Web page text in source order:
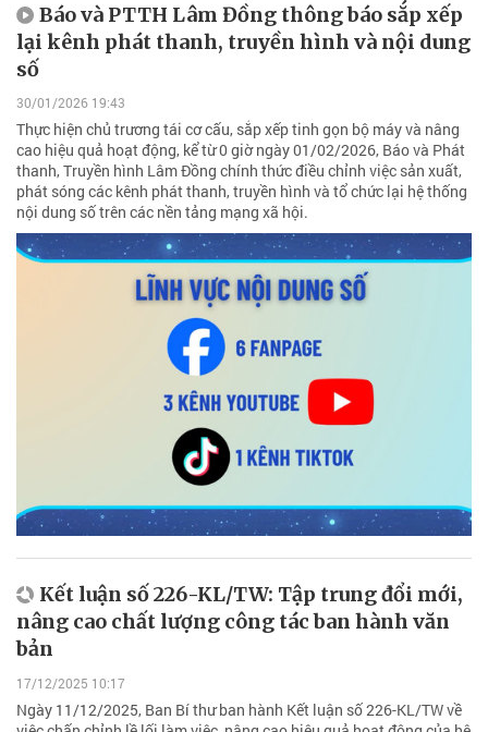
Báo và PTTH Lâm Đồng thông báo sắp xếp
lại kênh phát thanh, truyền hình và nội dung
số
30/01/2026 19:43
Thực hiện chủ trương tái cơ cấu, sắp xếp tinh gọn bộ máy và nâng
cao hiệu quả hoạt động, kể từ 0 giờ ngày 01/02/2026, Báo và Phát
thanh, Truyền hình Lâm Đồng chính thức điều chỉnh việc sản xuất,
phát sóng các kênh phát thanh, truyền hình và tổ chức lại hệ thống
nội dung số trên các nền tảng mạng xã hội.
Kết luận số 226-KL/TW: Tập trung đổi mới,
nâng cao chất lượng công tác ban hành văn
bản
17/12/2025 10:17
Ngày 11/12/2025, Ban Bí thư ban hành Kết luận số 226-KL/TW về